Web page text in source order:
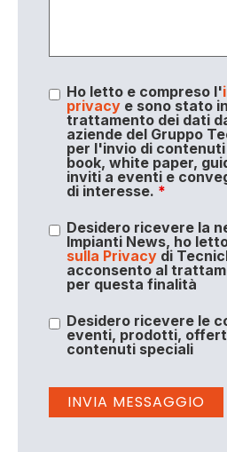
Ho letto e compreso l'
privacye sono stato
trattamento dei dati
aziende del Gruppo
per l'invio di
book, white paper,
inviti a eventi e
di interesse. *
Desidero ricevere la
Impianti News, ho
sulla Privacydi
acconsento al
per questa finalità
Desidero ricevere le
eventi, prodotti,
contenuti speciali